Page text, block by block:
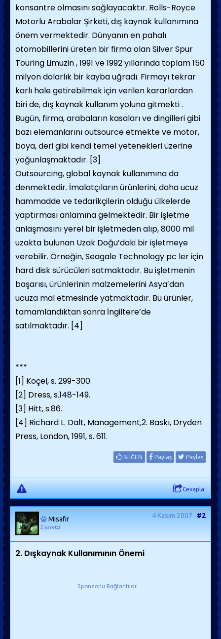
konsantre olmasını sağlayacaktır. Rolls-Royce
Motorlu Arabalar Şirketi, dış kaynak kullanımına
önem vermektedir. Dünyanın en pahalı
otomobillerini üreten bir firma olan Silver Spur
Touring Limuzin , 1991 ve 1992 yıllarında toplam 150
milyon dolarlık bir kayba uğradı. Firmayı tekrar
karlı hale getirebilmek için verilen kararlardan
biri de, dış kaynak kullanım yoluna gitmekti .
Bugün, firma, arabaların kasaları ve dingilleri gibi
bazı elemanlarını outsource etmekte ve motor,
boya, deri gibi kendi temel yetenekleri üzerine
yoğunlaşmaktadır. [3]
Outsourcing, global kaynak kullanımına da
denmektedir. İmalatçıların ürünlerini, daha ucuz
hammadde ve tedarikçilerin olduğu ülkelerde
yaptırması anlamına gelmektedir. Bir işletme
anlaşmasını yerel bir işletmeden alıp, 8000 mil
uzakta bulunan Uzak Doğu’daki bir işletmeye
verebilir. Örneğin, Seagale Technology pc ler için
hard disk sürücüleri satmaktadır. Bu işletmenin
başarısı, ürünlerinin malzemelerini Asya’dan
ucuza mal etmesinde yatmaktadır. Bu ürünler,
tamamlandıktan sonra İngiltere’de
satılmaktadır. [4]
***
[1] Koçel, s. 299-300.
[2] Dress, s.148-149.
[3] Hitt, s.86.
[4] Richard L. Dalt, Management,2. Baskı, Dryden
Press, London, 1991, s. 611.
BEĞEN Paylaş Paylaş
Cevapla
Misafir
Ziyaretçi
4 Kasım 2007 #2
2. Dışkaynak Kullanımının Önemi
Sponsorlu Bağlantılar